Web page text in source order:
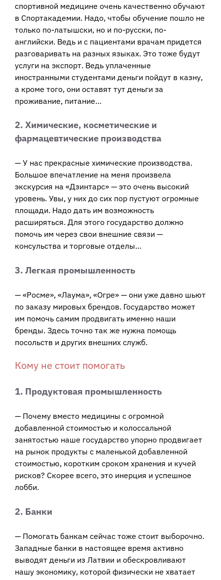
спортивной медицине очень качественно обучают
в Спортакадемии. Надо, чтобы обучение пошло не
только по-латышски, но и по-русски, по-
английски. Ведь и с пациентами врачам придется
разговаривать на разных языках. Это тоже будут
услуги на экспорт. Ведь уплаченные
иностранными студентами деньги пойдут в казну,
а кроме того, они оставят тут деньги за
проживание, питание…
2. Химические, косметические и
фармацевтические производства
— У нас прекрасные химические производства.
Большое впечатление на меня произвела
экскурсия на «Дзинтарс» — это очень высокий
уровень. Увы, у них до сих пор пустуют огромные
площади. Надо дать им возможность
расширяться. Для этого государство должно
помочь им через свои внешние связи —
консульства и торговые отделы…
3. Легкая промышленность
— «Росме», «Лаума», «Огре» — они уже давно шьют
по заказу мировых брендов. Государство может
им помочь самим продвигать именно наши
бренды. Здесь точно так же нужна помощь
посольств и других внешних служб.
Кому не стоит помогать
1. Продуктовая промышленность
— Почему вместо медицины с огромной
добавленной стоимостью и колоссальной
занятостью наше государство упорно продвигает
на рынок продукты с маленькой добавленной
стоимостью, коротким сроком хранения и кучей
рисков? Скорее всего, это инерция и успешное
лобби.
2. Банки
— Помогать банкам сейчас тоже стоит выборочно.
Западные банки в настоящее время активно
выводят деньги из Латвии и обескровливают
нашу экономику, которой физически не хватает